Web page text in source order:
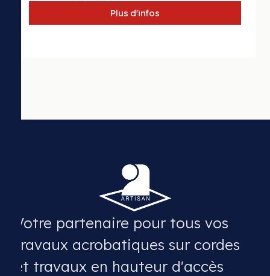
Plus d'infos
Votre partenaire pour tous vos
travaux acrobatiques sur cordes
et travaux en hauteur d'accès